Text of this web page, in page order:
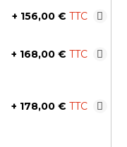
+ 156,00 €
+ 168,00 €
+ 178,00 €